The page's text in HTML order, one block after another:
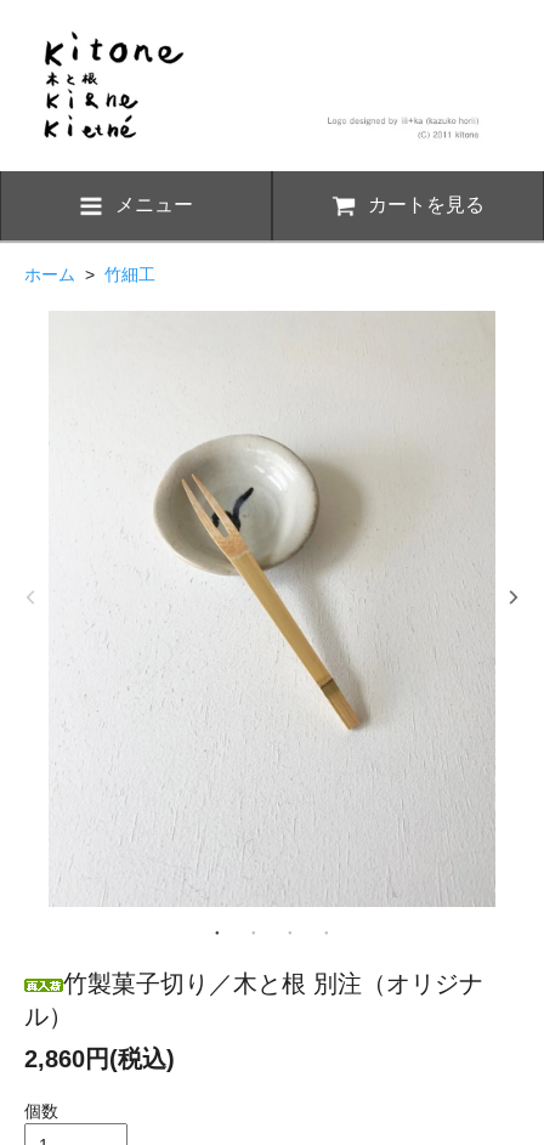
メニュー カートを見る
ホーム > 竹細工
竹製菓子切り／木と根 別注（オリジナ
ル）
2,860円(税込)
個数